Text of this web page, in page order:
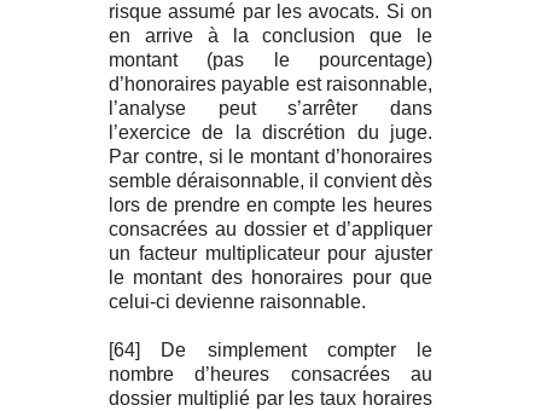
risque assumé par les avocats. Si on
en arrive à la conclusion que le
montant (pas le pourcentage)
d’honoraires payable est raisonnable,
l’analyse peut s’arrêter dans
l’exercice de la discrétion du juge.
Par contre, si le montant d’honoraires
semble déraisonnable, il convient dès
lors de prendre en compte les heures
consacrées au dossier et d’appliquer
un facteur multiplicateur pour ajuster
le montant des honoraires pour que
celui-ci devienne raisonnable.
[64] De simplement compter le
nombre d’heures consacrées au
dossier multiplié par les taux horaires